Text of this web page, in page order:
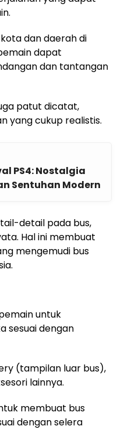
dan daerah di
dapat
dan tantangan
patut dicatat,
yang cukup realistis.
PS4: Nostalgia
Sentuhan Modern
detail pada bus,
Hal ini membuat
mengemudi bus
untuk
sesuai dengan
(tampilan luar bus),
lainnya.
membuat bus
dengan selera